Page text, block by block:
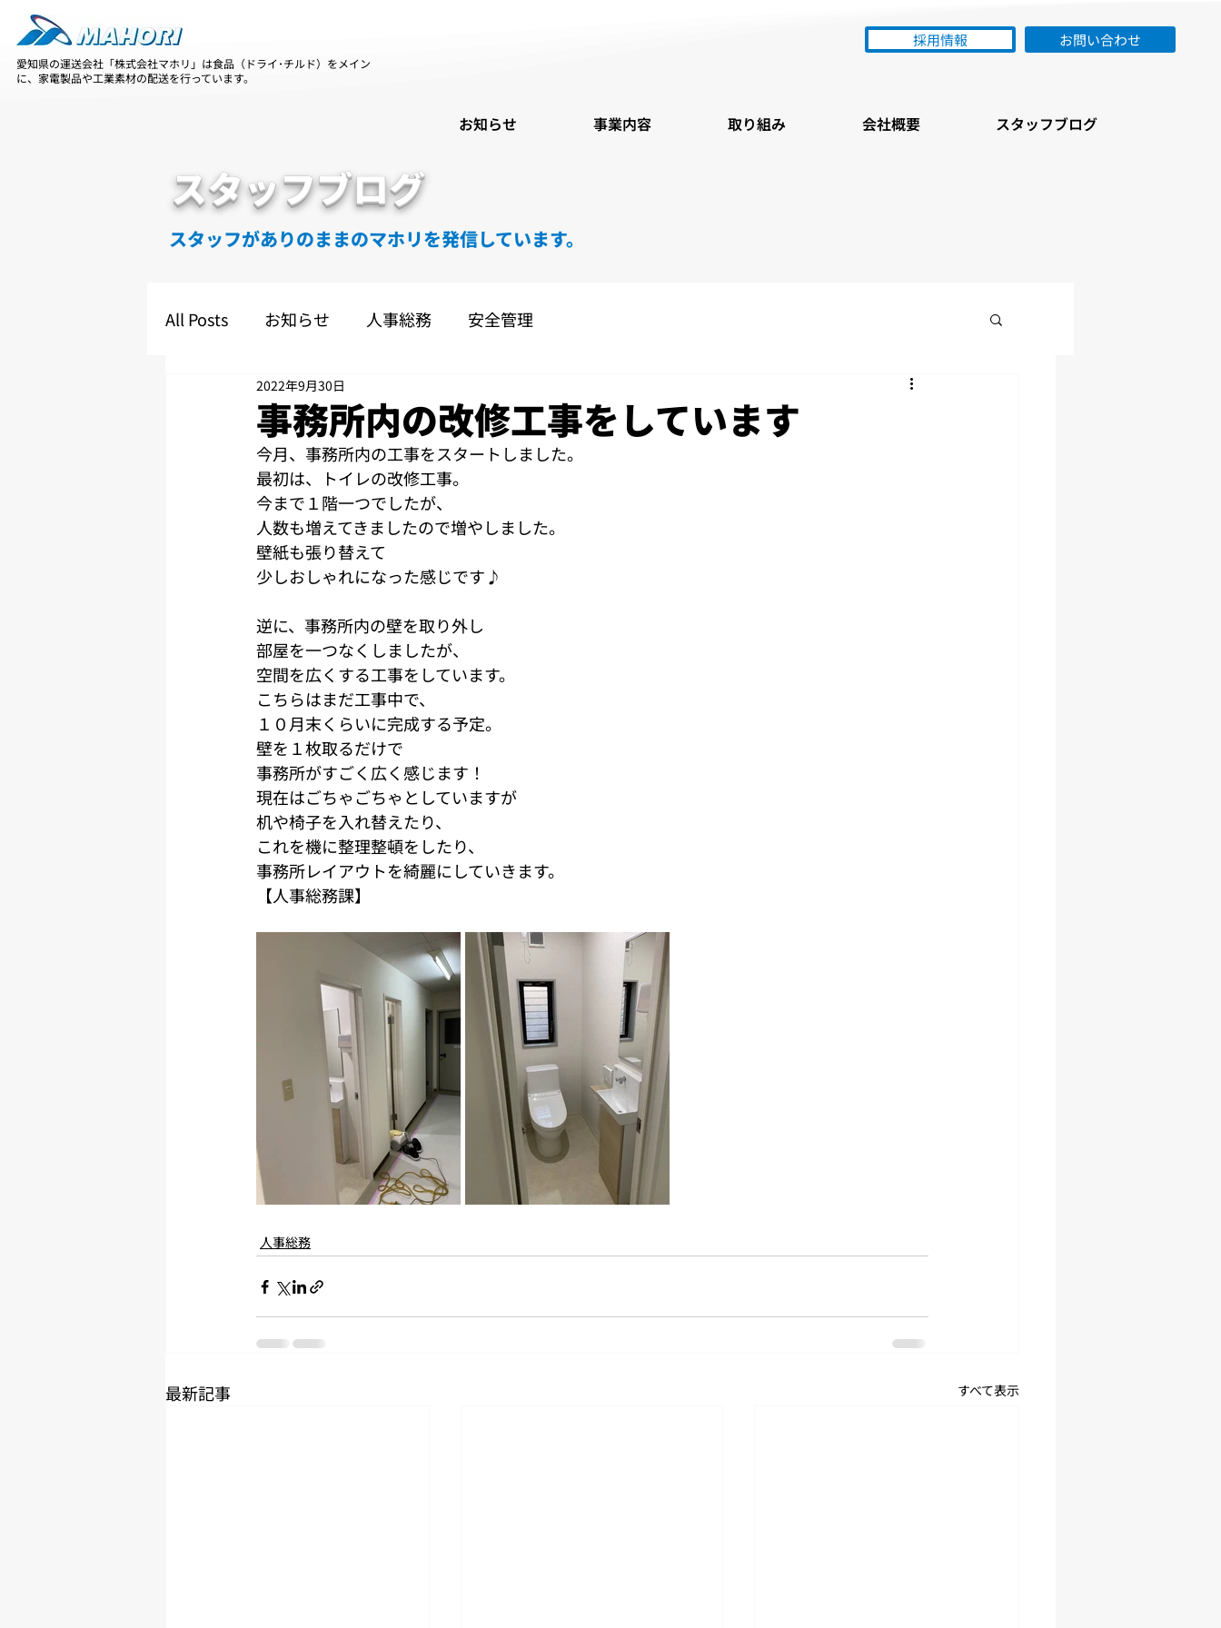
愛知県の運送会社「株式会社マホリ」は食品（ドライ･チルド）をメイン
に、家電製品や工業素材の配送を行っています。
採用情報 お問い合わせ
お知らせ 事業内容 取り組み 会社概要 スタッフブログ
スタッフブログ
スタッフがありのままのマホリを発信しています。
All Posts お知らせ 人事総務 安全管理
事務所内の改修工事をしています
2022年9月30日
今月、事務所内の工事をスタートしました。
最初は、トイレの改修工事。
今まで１階一つでしたが、
人数も増えてきましたので増やしました。
壁紙も張り替えて
少しおしゃれになった感じです♪
逆に、事務所内の壁を取り外し
部屋を一つなくしましたが、
空間を広くする工事をしています。
こちらはまだ工事中で、
１０月末くらいに完成する予定。
壁を１枚取るだけで
事務所がすごく広く感じます！
現在はごちゃごちゃとしていますが
机や椅子を入れ替えたり、
これを機に整理整頓をしたり、
事務所レイアウトを綺麗にしていきます。
【人事総務課】
人事総務
最新記事 すべて表示